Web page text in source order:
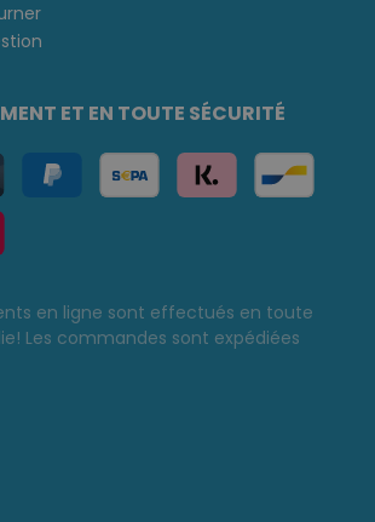
ET EN TOUTE SÉCURITÉ
en ligne sont effectués en toute
Les commandes sont expédiées